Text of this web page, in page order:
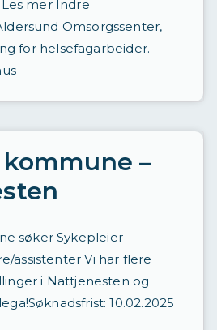
mer Indre
Omsorgssenter,
for helsefagarbeider.
–
søker Sykepleier
assistenter Vi har flere
i Nattjenesten og
10.02.2025